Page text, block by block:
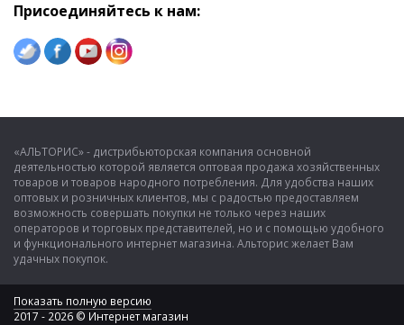
Присоединяйтесь к нам:
«АЛЬТОРИС» - дистрибьюторская компания основной
деятельностью которой является оптовая продажа хозяйственных
товаров и товаров народного потребления. Для удобства наших
оптовых и розничных клиентов, мы с радостью предоставляем
возможность совершать покупки не только через наших
операторов и торговых представителей, но и с помощью удобного
и функционального интернет магазина. Альторис желает Вам
удачных покупок.
Показать полную версию
2017 - 2026 © Интернет магазин